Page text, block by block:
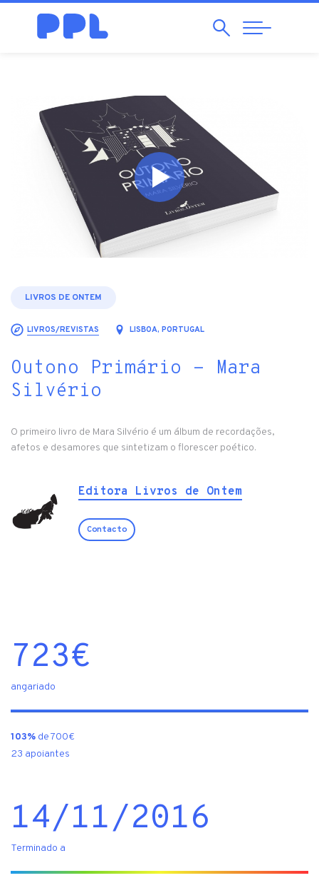
Pesquisar
Abrir
Navegação
LIVROS DE ONTEM
LIVROS/REVISTAS LISBOA, PORTUGAL
Outono Primário - Mara
Silvério
O primeiro livro de Mara Silvério é um álbum de recordações,
afetos e desamores que sintetizam o florescer poético.
Editora Livros de Ontem
Contacto
723€
angariado
103% de 700€
23 apoiantes
14/11/2016
Terminado a